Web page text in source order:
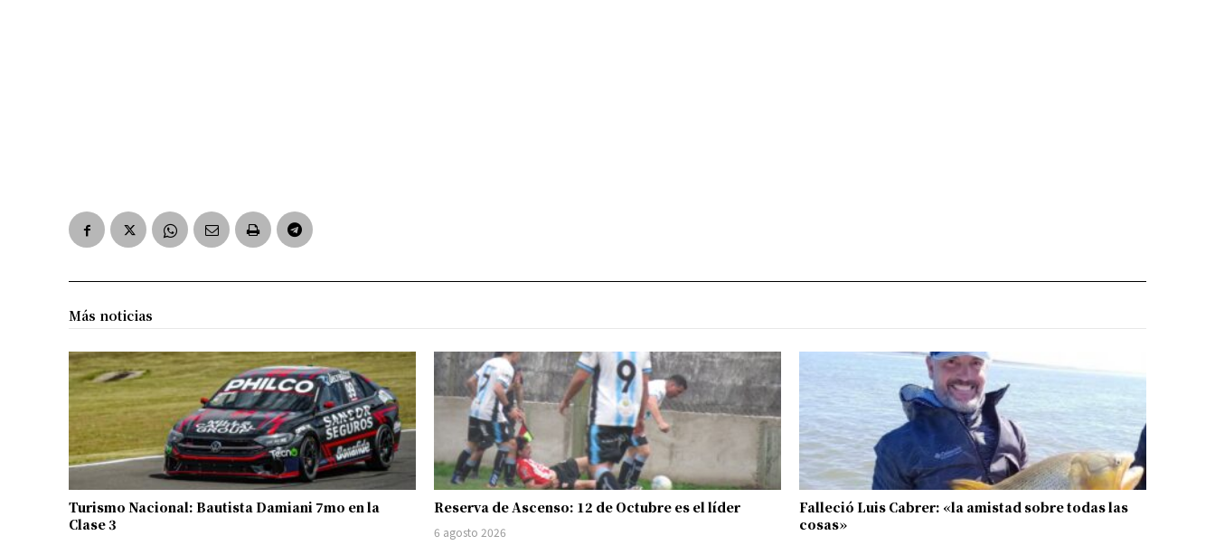
Más noticias
Turismo Nacional: Bautista Damiani 7mo en la
Clase 3
Reserva de Ascenso: 12 de Octubre es el líder
6 agosto 2026
Falleció Luis Cabrer: «la amistad sobre todas las
cosas»